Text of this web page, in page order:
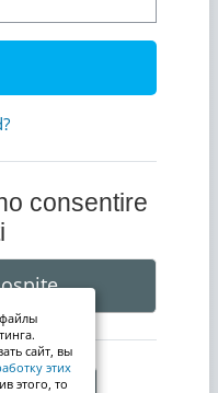
consentire
cookie
файлы
сайт, вы
этих
этого, то